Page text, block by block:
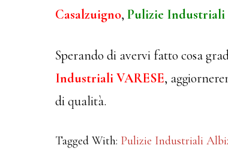
Casalzuigno, Pulizie Industriali
Sperando di avervi fatto cosa
Industriali VARESE,
di qualità.
Tagged With: Pulizie Industriali